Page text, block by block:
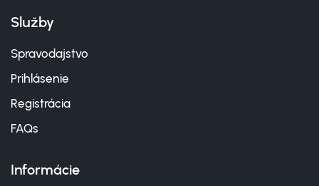
Služby
Spravodajstvo
Prihlásenie
Registrácia
FAQs
Informácie